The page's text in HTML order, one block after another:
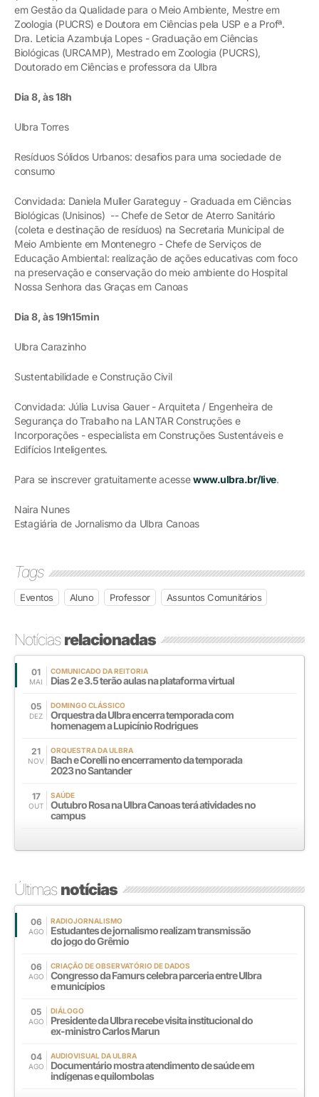
em Gestão da Qualidade para o Meio Ambiente, Mestre em
Zoologia (PUCRS) e Doutora em Ciências pela USP e a Profª.
Dra. Leticia Azambuja Lopes - Graduação em Ciências
Biológicas (URCAMP), Mestrado em Zoologia (PUCRS),
Doutorado em Ciências e professora da Ulbra
Dia 8, às 18h
Ulbra Torres
Resíduos Sólidos Urbanos: desafios para uma sociedade de
consumo
Convidada: Daniela Muller Garateguy - Graduada em Ciências
Biológicas (Unisinos) -- Chefe de Setor de Aterro Sanitário
(coleta e destinação de resíduos) na Secretaria Municipal de
Meio Ambiente em Montenegro - Chefe de Serviços de
Educação Ambiental: realização de ações educativas com foco
na preservação e conservação do meio ambiente do Hospital
Nossa Senhora das Graças em Canoas
Dia 8, às 19h15min
Ulbra Carazinho
Sustentabilidade e Construção Civil
Convidada: Júlia Luvisa Gauer - Arquiteta / Engenheira de
Segurança do Trabalho na LANTAR Construções e
Incorporações - especialista em Construções Sustentáveis e
Edifícios Inteligentes.
Para se inscrever gratuitamente acessewww.ulbra.br/live.
Naira Nunes
Estagiária de Jornalismo da Ulbra Canoas
Tags
Eventos Aluno Professor Assuntos Comunitários
Notíciasrelacionadas
01
MAI
COMUNICADO DA REITORIA
Dias 2 e 3.5 terão aulas na plataforma virtual
05
DEZ
DOMINGO CLÁSSICO
Orquestra da Ulbra encerra temporada com
homenagem a Lupicínio Rodrigues
21
NOV
ORQUESTRA DA ULBRA
Bach e Corelli no encerramento da temporada
2023 no Santander
17
OUT
SAÚDE
Outubro Rosa na Ulbra Canoas terá atividades no
campus
Últimasnotícias
06
AGO
RADIOJORNALISMO
Estudantes de jornalismo realizam transmissão
do jogo do Grêmio
06
AGO
CRIAÇÃO DE OBSERVATÓRIO DE DADOS
Congresso da Famurs celebra parceria entre Ulbra
e municípios
05
AGO
DIÁLOGO
Presidente da Ulbra recebe visita institucional do
ex-ministro Carlos Marun
04
AGO
AUDIOVISUAL DA ULBRA
Documentário mostra atendimento de saúde em
indígenas e quilombolas